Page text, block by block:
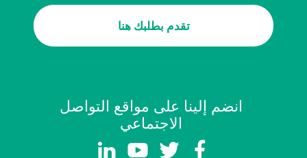
تقدم بطلبك هنا
انضم إلينا على مواقع التواصل
الاجتماعي